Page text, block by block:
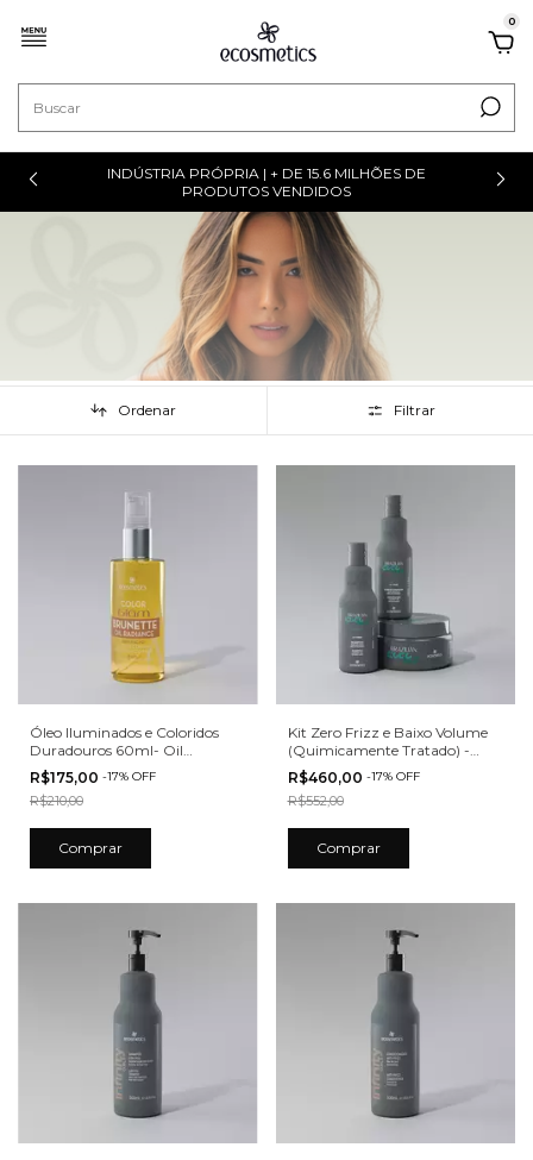
0
INDÚSTRIA PRÓPRIA | + DE 15.6 MILHÕES DE
PRODUTOS VENDIDOS
Ordenar Filtrar
Óleo Iluminados e Coloridos
Duradouros 60ml- Oil
Radiance Color Glam Brunette
Ecosmetics
R$175,00 -17% OFF
R$210,00
Kit Zero Frizz e Baixo Volume
(Quimicamente Tratado) -
Coconut Ecosmetics
R$460,00 -17% OFF
R$552,00